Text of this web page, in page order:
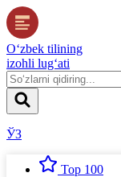
O‘zbek tilining
izohli lug‘ati
ЎЗ
Top 100